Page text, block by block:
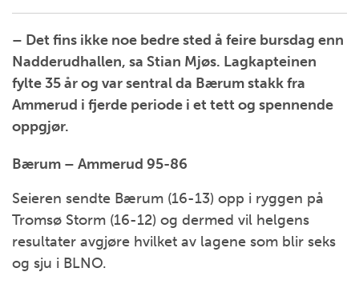
– Det fins ikke noe bedre sted å feire bursdag enn
Nadderudhallen, sa Stian Mjøs. Lagkapteinen
fylte 35 år og var sentral da Bærum stakk fra
Ammerud i fjerde periode i et tett og spennende
oppgjør.
Bærum – Ammerud 95-86
Seieren sendte Bærum (16-13) opp i ryggen på
Tromsø Storm (16-12) og dermed vil helgens
resultater avgjøre hvilket av lagene som blir seks
og sju i BLNO.